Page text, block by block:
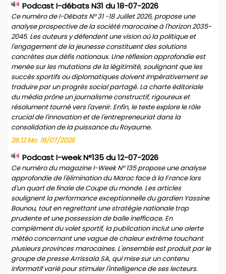
Podcast I-débats N31 du 18-07-2026
Ce numéro de I-Débats N° 31 -18 Juillet 2026, propose une
analyse prospective de la société marocaine à l'horizon 2035-
2045. Les auteurs y défendent une vision où la politique et
l'engagement de la jeunesse constituent des solutions
concrètes aux défis nationaux. Une réflexion approfondie est
menée sur les mutations de la légitimité, soulignant que les
succès sportifs ou diplomatiques doivent impérativement se
traduire par un progrès social partagé. La charte éditoriale
du média prône un journalisme constructif, rigoureux et
résolument tourné vers l'avenir. Enfin, le texte explore le rôle
crucial de l'innovation et de l'entrepreneuriat dans la
consolidation de la puissance du Royaume.
26.12 Mo 18/07/2026
Podcast I-week N°135 du 12-07-2026
Ce numéro du magazine I-Week N° 135 propose une analyse
approfondie de l'élimination du Maroc face à la France lors
d'un quart de finale de Coupe du monde. Les articles
soulignent la performance exceptionnelle du gardien Yassine
Bounou, tout en regrettant une stratégie nationale trop
prudente et une possession de balle inefficace. En
complément du volet sportif, la publication inclut une alerte
météo concernant une vague de chaleur extrême touchant
plusieurs provinces marocaines. L'ensemble est produit par le
groupe de presse Arrissala SA, qui mise sur un contenu
informatif varié pour stimuler l'intelligence de ses lecteurs.